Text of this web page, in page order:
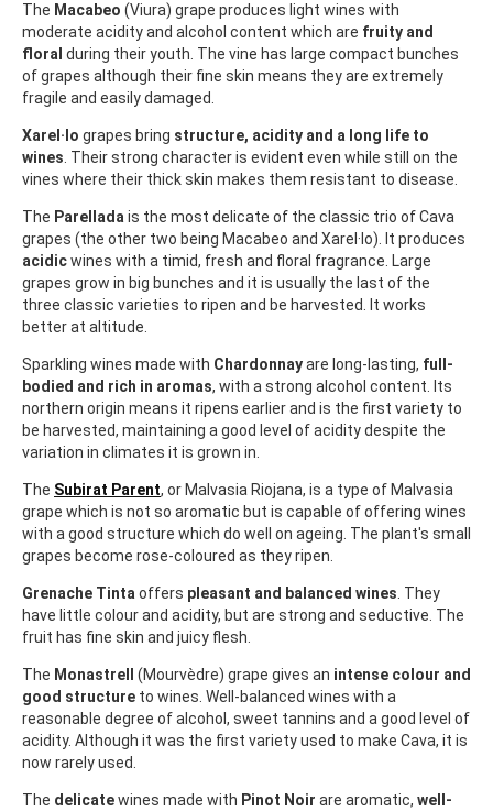
The Macabeo (Viura) grape produces light wines with
moderate acidity and alcohol content which are fruity and
floral during their youth. The vine has large compact bunches
of grapes although their fine skin means they are extremely
fragile and easily damaged.
Xarel·lo grapes bring structure, acidity and a long life to
wines. Their strong character is evident even while still on the
vines where their thick skin makes them resistant to disease.
The Parelladais the most delicate of the classic trio of Cava
grapes (the other two being Macabeo and Xarel·lo). It produces
acidicwines with a timid, fresh and floral fragrance. Large
grapes grow in big bunches and it is usually the last of the
three classic varieties to ripen and be harvested. It works
better at altitude.
Sparkling wines made with Chardonnayare long-lasting, full-
bodied and rich in aromas, with a strong alcohol content. Its
northern origin means it ripens earlier and is the first variety to
be harvested, maintaining a good level of acidity despite the
variation in climates it is grown in.
The Subirat Parent, or Malvasia Riojana, is a type of Malvasia
grape which is not so aromatic but is capable of offering wines
with a good structure which do well on ageing. The plant's small
grapes become rose-coloured as they ripen.
Grenache Tintaoffers pleasant and balanced wines. They
have little colour and acidity, but are strong and seductive. The
fruit has fine skin and juicy flesh.
The Monastrell (Mourvèdre) grape gives an intense colour and
good structure to wines. Well-balanced wines with a
reasonable degree of alcohol, sweet tannins and a good level of
acidity. Although it was the first variety used to make Cava, it is
now rarely used.
The delicatewines made with Pinot Noir are aromatic, well-